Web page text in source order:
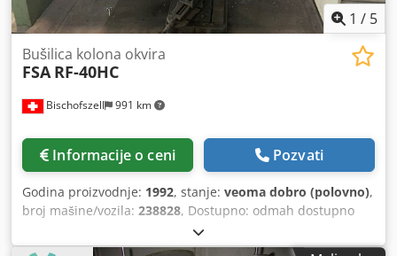
1 / 5
Bischofszell 991 km
Bušilica kolona okvira
FSA RF-40HC
Informacije o ceni Pozvati
Godina proizvodnje: 1992, stanje: veoma dobro (polovno),
broj mašine/vozila: 238828, Dostupno: odmah dostupno